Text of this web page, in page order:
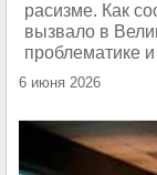
расизме. Как
вызвало в
проблематике и
6 июня 2026